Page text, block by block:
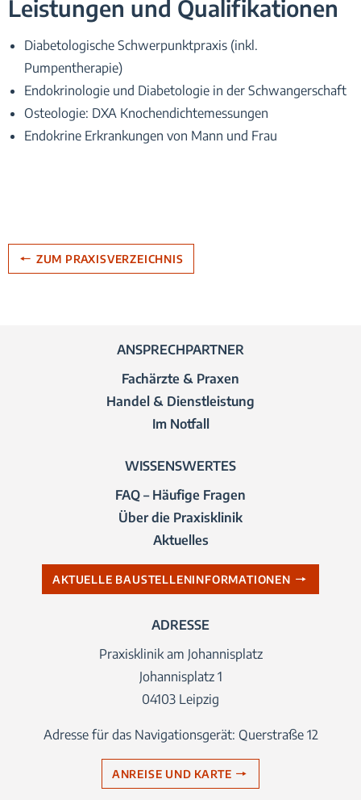
Leistungen und Qualifikationen
Diabetologische Schwerpunktpraxis (inkl.
Pumpentherapie)
Endokrinologie und Diabetologie in der Schwanger­schaft
Osteologie: DXA Knochen­dichte­messungen
Endokrine Erkrankungen von Mann und Frau
ZUM PRAXISVERZEICHNIS
ANSPRECHPARTNER
Fachärzte & Praxen
Handel & Dienstleistung
Im Notfall
WISSENSWERTES
FAQ – Häufige Fragen
Über die Praxisklinik
Aktuelles
AKTUELLE BAUSTELLENINFORMATIONEN
ADRESSE
Praxisklinik am Johannisplatz
Johannisplatz 1
04103 Leipzig
Adresse für das Navigationsgerät: Querstraße 12
ANREISE UND KARTE